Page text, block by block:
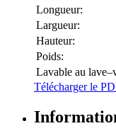
Longueur:
Largueur:
Hauteur:
Poids:
Lavable au
Télécharger le